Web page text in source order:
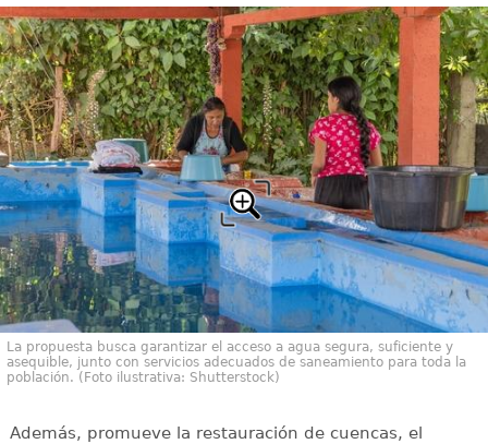
La propuesta busca garantizar el acceso a agua segura, suficiente y
asequible, junto con servicios adecuados de saneamiento para toda la
población. (Foto ilustrativa: Shutterstock)
Además, promueve la restauración de cuencas, el